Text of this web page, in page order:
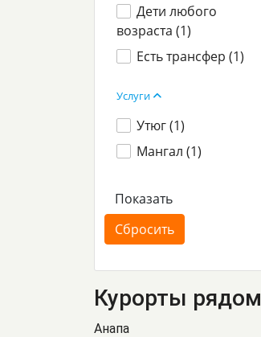
Дети любого
возраста (1)
Есть трансфер (1)
Услуги
Утюг (1)
Мангал (1)
Курорты рядом
Анапа